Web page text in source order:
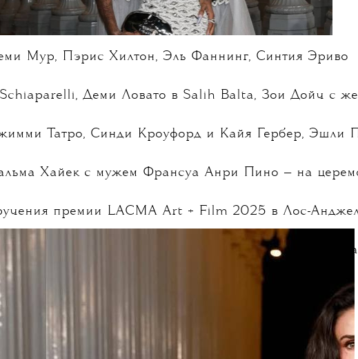
Мур, Пэрис Хилтон, Эль Фаннинг, Синтия Эриво
Деми Ловато в Salih Balta, Зои Дойч с
Татро, Синди Кроуфорд и Кайя Гербер, Эшли
Хайек с мужем Франсуа Анри Пино — на
премии LACMA Art + Film 2025 в Лос-
все гости одеты в образы Gucci, спонсора
этом году 14-й гала-ужин был посвящен современной